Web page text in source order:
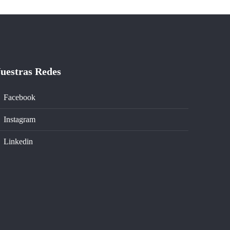
Redes
Facebook
Instagram
Linkedin